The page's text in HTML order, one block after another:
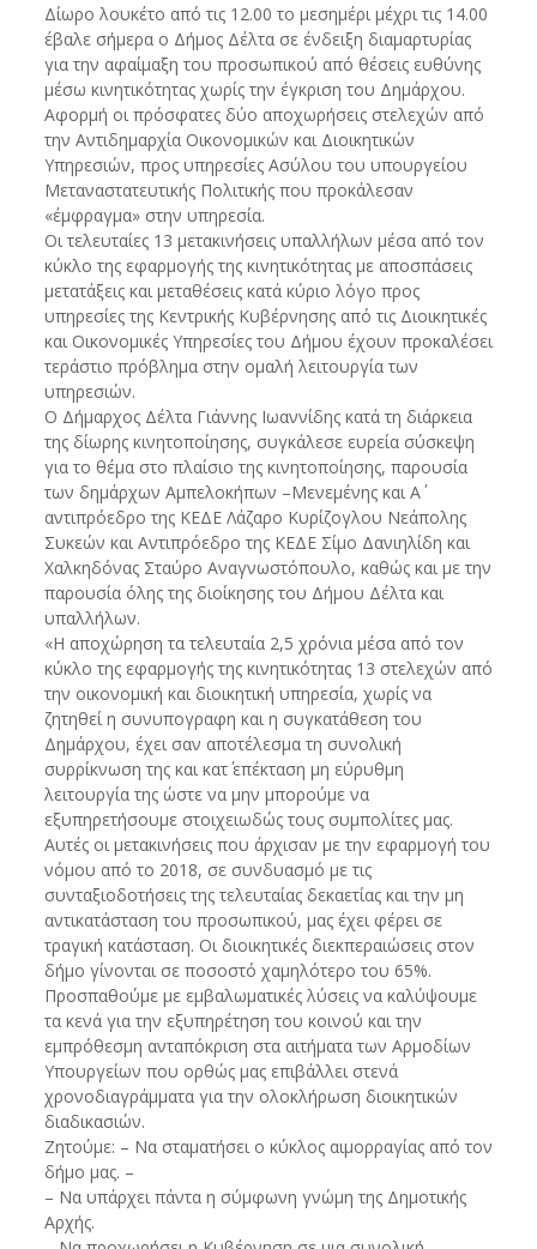
Δίωρο λουκέτο από τις 12.00 το μεσημέρι μέχρι τις 14.00
έβαλε σήμερα ο Δήμος Δέλτα σε ένδειξη διαμαρτυρίας
για την αφαίμαξη του προσωπικού από θέσεις ευθύνης
μέσω κινητικότητας χωρίς την έγκριση του Δημάρχου.
Αφορμή οι πρόσφατες δύο αποχωρήσεις στελεχών από
την Αντιδημαρχία Οικονομικών και Διοικητικών
Υπηρεσιών, προς υπηρεσίες Ασύλου του υπουργείου
Μεταναστατευτικής Πολιτικής που προκάλεσαν
«έμφραγμα» στην υπηρεσία.
Οι τελευταίες 13 μετακινήσεις υπαλλήλων μέσα από τον
κύκλο της εφαρμογής της κινητικότητας με αποσπάσεις
μετατάξεις και μεταθέσεις κατά κύριο λόγο προς
υπηρεσίες της Κεντρικής Κυβέρνησης από τις Διοικητικές
και Οικονομικές Υπηρεσίες του Δήμου έχουν προκαλέσει
τεράστιο πρόβλημα στην ομαλή λειτουργία των
υπηρεσιών.
Ο Δήμαρχος Δέλτα Γιάννης Ιωαννίδης κατά τη διάρκεια
της δίωρης κινητοποίησης, συγκάλεσε ευρεία σύσκεψη
για το θέμα στο πλαίσιο της κινητοποίησης, παρουσία
των δημάρχων Αμπελοκήπων –Μενεμένης και Α΄
αντιπρόεδρο της ΚΕΔΕ Λάζαρο Κυρίζογλου Νεάπολης
Συκεών και Αντιπρόεδρο της ΚΕΔΕ Σίμο Δανιηλίδη και
Χαλκηδόνας Σταύρο Αναγνωστόπουλο, καθώς και με την
παρουσία όλης της διοίκησης του Δήμου Δέλτα και
υπαλλήλων.
«Η αποχώρηση τα τελευταία 2,5 χρόνια μέσα από τον
κύκλο της εφαρμογής της κινητικότητας 13 στελεχών από
την οικονομική και διοικητική υπηρεσία, χωρίς να
ζητηθεί η συνυπογραφη και η συγκατάθεση του
Δημάρχου, έχει σαν αποτέλεσμα τη συνολική
συρρίκνωση της και κατ΄ επέκταση μη εύρυθμη
λειτουργία της ώστε να μην μπορούμε να
εξυπηρετήσουμε στοιχειωδώς τους συμπολίτες μας.
Αυτές οι μετακινήσεις που άρχισαν με την εφαρμογή του
νόμου από το 2018, σε συνδυασμό με τις
συνταξιοδοτήσεις της τελευταίας δεκαετίας και την μη
αντικατάσταση του προσωπικού, μας έχει φέρει σε
τραγική κατάσταση. Οι διοικητικές διεκπεραιώσεις στον
δήμο γίνονται σε ποσοστό χαμηλότερο του 65%.
Προσπαθούμε με εμβαλωματικές λύσεις να καλύψουμε
τα κενά για την εξυπηρέτηση του κοινού και την
εμπρόθεσμη ανταπόκριση στα αιτήματα των Αρμοδίων
Υπουργείων που ορθώς μας επιβάλλει στενά
χρονοδιαγράμματα για την ολοκλήρωση διοικητικών
διαδικασιών.
Ζητούμε: – Nα σταματήσει ο κύκλος αιμορραγίας από τον
δήμο μας. –
– Να υπάρχει πάντα η σύμφωνη γνώμη της Δημοτικής
Αρχής.